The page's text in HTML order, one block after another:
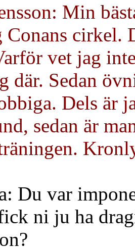
Min
cirkel.
vet jag
där. Sedan
Dels är
sedan är
Du var
ni ju ha